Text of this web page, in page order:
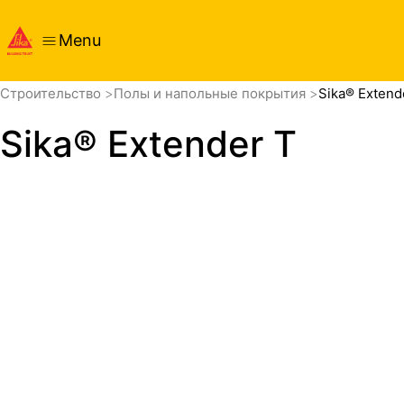
Menu
Cтроительство Полы и напольные покрытия Sika®
Sika® Extender T